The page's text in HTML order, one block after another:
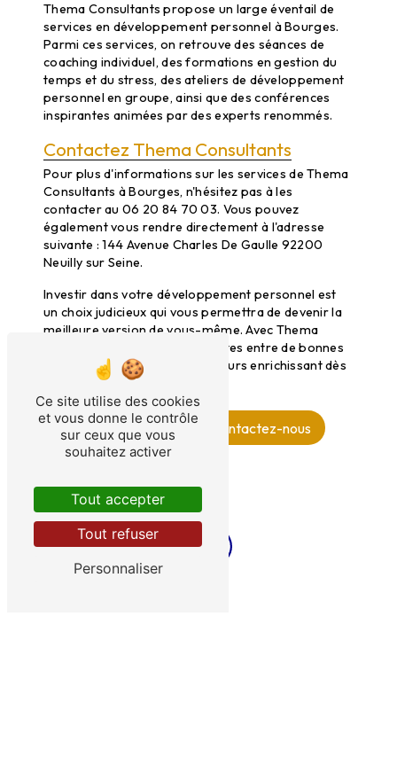
Thema Consultants propose un large éventail de
services en développement personnel à Bourges.
Parmi ces services, on retrouve des séances de
coaching individuel, des formations en gestion du
temps et du stress, des ateliers de développement
personnel en groupe, ainsi que des conférences
inspirantes animées par des experts renommés.
Contactez Thema Consultants
Pour plus d'informations sur les services de Thema
Consultants à Bourges, n'hésitez pas à les
contacter au 06 20 84 70 03. Vous pouvez
également vous rendre directement à l'adresse
suivante : 144 Avenue Charles De Gaulle 92200
Neuilly sur Seine.
Investir dans votre développement personnel est
un choix judicieux qui vous permettra de devenir la
meilleure version de vous-même. Avec Thema
Consultants à Bourges, vous êtes entre de bonnes
mains pour démarrer ce parcours enrichissant dès
aujourd'hui.
En savoir plus Contactez-nous
Ce site utilise des cookies
et vous donne le contrôle
sur ceux que vous
souhaitez activer
Tout accepter
Tout refuser
Personnaliser